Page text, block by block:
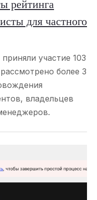
рейтинга
для частного
участие 103
более 3
владельцев